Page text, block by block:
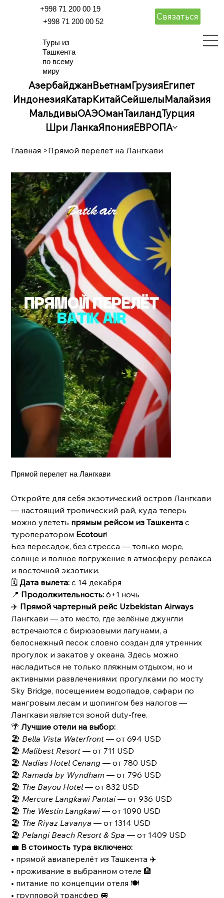
+998 71 200 00 19
+998 71 200 00 52
Связаться
Туры из
Ташкента
по всему
миру
АзербайджанВьетнамГрузияЕгипет
ИндонезияКатарКитайСейшелыМалайзия
МальдивыОАЭОманТаиландТурция
Шри ЛанкаЯпонияЕВРОПА
Главная >Прямой перелет на Лангкави
Прямой перелет на Лангкави
Откройте для себя экзотический остров Лангкави
— настоящий тропический рай, куда теперь
можно улететь прямым рейсом из Ташкента с
туроператором Ecotour!
Без пересадок, без стресса — только море,
солнце и полное погружение в атмосферу релакса
и восточной экзотики.
🗓Дата вылета: с 14 декабря
📍 Продолжительность: 6+1 ночь
✈️ Прямой чартерный рейс Uzbekistan Airways
Лангкави — это место, где зелёные джунгли
встречаются с бирюзовыми лагунами, а
белоснежный песок словно создан для утренних
прогулок и закатов у океана. Здесь можно
насладиться не только пляжным отдыхом, но и
активными развлечениями: прогулками по мосту
Sky Bridge, посещением водопадов, сафари по
мангровым лесам и шопингом без налогов —
Лангкави является зоной duty-free.
🌴Лучшие отели на выбор:
🏖 Bella Vista Waterfront — от 694 USD
🏖 Malibest Resort — от 711 USD
🏖 Nadias Hotel Cenang — от 780 USD
🏖 Ramada by Wyndham — от 796 USD
🏖 The Bayou Hotel — от 832 USD
🏖 Mercure Langkawi Pantai— от 936 USD
🏖 The Westin Langkawi— от 1090 USD
🏖 The Riyaz Lavanya — от 1314 USD
🏖 Pelangi Beach Resort & Spa — от 1409 USD
💼 В стоимость тура включено:
• прямой авиаперелёт из Ташкента ✈️
• проживание в выбранном отеле 🏨
• питание по концепции отеля 🍽
• групповой трансфер 🚐